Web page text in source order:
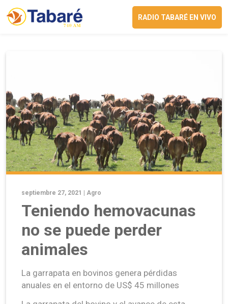
RADIO TABARÉ EN VIVO
septiembre 27, 2021 | Agro
Teniendo hemovacunas
no se puede perder
animales
La garrapata en bovinos genera pérdidas
anuales en el entorno de US$ 45 millones